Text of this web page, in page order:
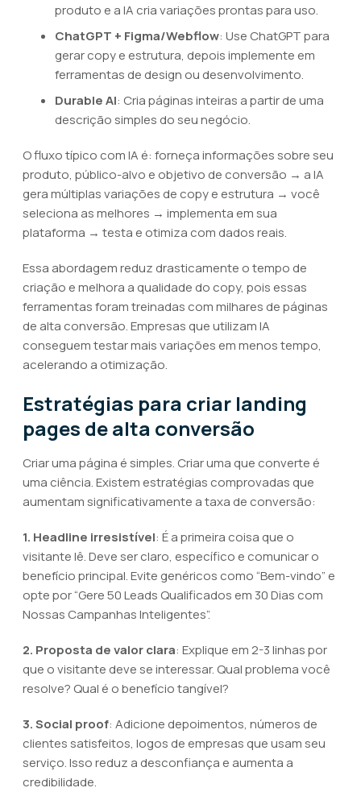
produto e a IA cria variações prontas para uso.
ChatGPT + Figma/Webflow: Use ChatGPT para
gerar copy e estrutura, depois implemente em
ferramentas de design ou desenvolvimento.
Durable AI: Cria páginas inteiras a partir de uma
descrição simples do seu negócio.
O fluxo típico com IA é: forneça informações sobre seu
produto, público-alvo e objetivo de conversão → a IA
gera múltiplas variações de copy e estrutura → você
seleciona as melhores → implementa em sua
plataforma → testa e otimiza com dados reais.
Essa abordagem reduz drasticamente o tempo de
criação e melhora a qualidade do copy, pois essas
ferramentas foram treinadas com milhares de páginas
de alta conversão. Empresas que utilizam IA
conseguem testar mais variações em menos tempo,
acelerando a otimização.
Estratégias para criar landing
pages de alta conversão
Criar uma página é simples. Criar uma que converte é
uma ciência. Existem estratégias comprovadas que
aumentam significativamente a taxa de conversão:
1. Headline irresistível: É a primeira coisa que o
visitante lê. Deve ser claro, específico e comunicar o
benefício principal. Evite genéricos como “Bem-vindo” e
opte por “Gere 50 Leads Qualificados em 30 Dias com
Nossas Campanhas Inteligentes”.
2. Proposta de valor clara: Explique em 2-3 linhas por
que o visitante deve se interessar. Qual problema você
resolve? Qual é o benefício tangível?
3. Social proof: Adicione depoimentos, números de
clientes satisfeitos, logos de empresas que usam seu
serviço. Isso reduz a desconfiança e aumenta a
credibilidade.